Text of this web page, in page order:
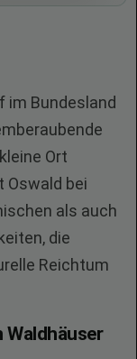
im Bundesland
Ort
Oswald bei
als auch
die
Reichtum
Waldhäuser